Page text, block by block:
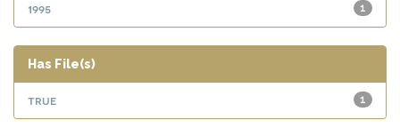
1
1995
Has File(s)
1
true